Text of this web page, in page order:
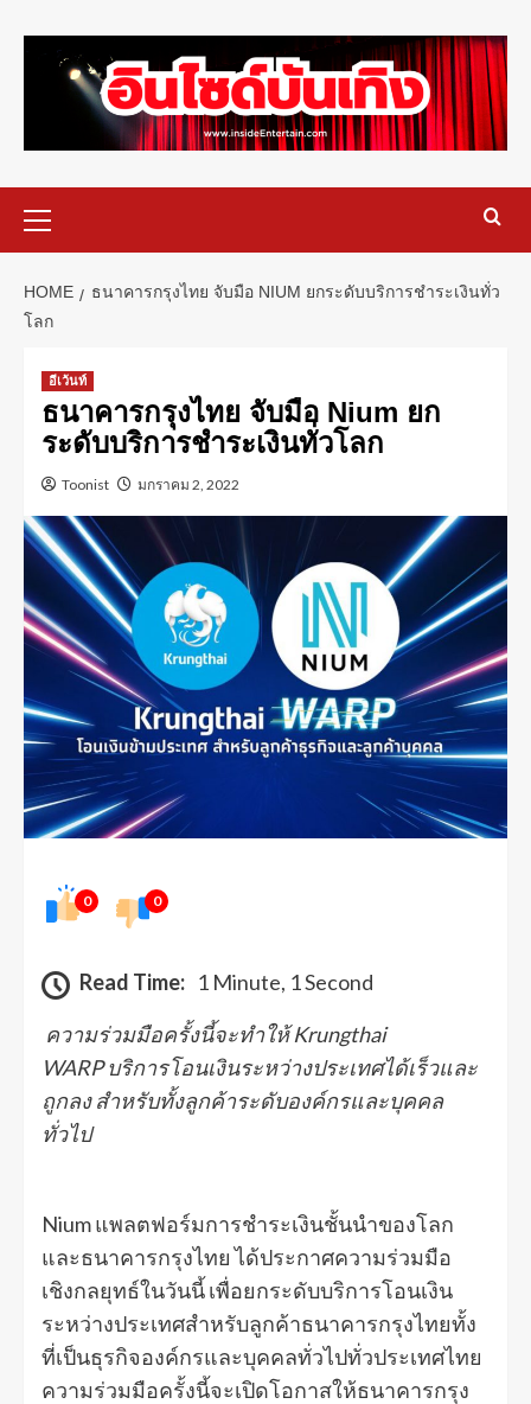
HOME
ธนาคารกรุงไทย จับมือ NIUM ยกระดับบริการชำระเงินทั่ว
โลก
อีเว้นท์
ธนาคารกรุงไทย จับมือ Nium ยก
ระดับบริการชำระเงินทั่วโลก
Toonist มกราคม 2, 2022
0 0
Read Time: 1 Minute, 1 Second
ความร่วมมือครั้งนี้จะทำให้Krungthai
WARP บริการโอนเงินระหว่างประเทศได้เร็วและ
ถูกลง สำหรับทั้งลูกค้าระดับองค์กรและบุคคล
ทั่วไป
Nium แพลตฟอร์มการชำระเงินชั้นนำของโลก
และธนาคารกรุงไทย ได้ประกาศความร่วมมือ
เชิงกลยุทธ์ในวันนี้ เพื่อยกระดับบริการโอนเงิน
ระหว่างประเทศสำหรับลูกค้าธนาคารกรุงไทยทั้ง
ที่เป็นธุรกิจองค์กรและบุคคลทั่วไปทั่วประเทศไทย
ความร่วมมือครั้งนี้จะเปิดโอกาสให้ธนาคารกรุง